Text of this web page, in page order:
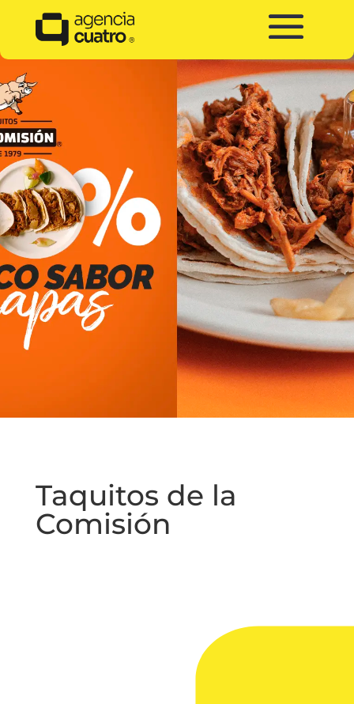
Taquitos de la
Comisión